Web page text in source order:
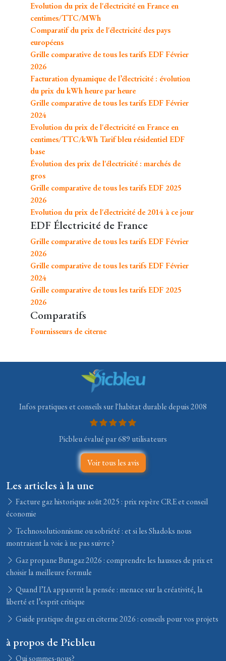
Evolution du prix de l'électricité en France en
centimes/TTC/MWh
Comparatif du prix de l'électricité des pays
européens
Grille comparative de tous les tarifs EDF Février
2026
Facturation dynamique de l’électricité : évolution
du prix du kWh heure par heure
Grille comparative de tous les tarifs EDF Février
2024
Evolution du prix de l'électricité en France en
centimes/TTC/kWh Tarif bleu résidentiel EDF
base
Évolution des prix de l'électricité : marchés de
gros
Grille comparative de tous les tarifs EDF 2025
2026
Evolution du prix de l'électricité de 2014 à ce jour
EDF Électricité de France
Grille comparative de tous les tarifs EDF Février
2026
Grille comparative de tous les tarifs EDF Février
2024
Grille comparative de tous les tarifs EDF 2025
2026
Comparatifs
Fournisseurs de citerne
Infos pratiques et conseils sur l'habitat durable depuis 2008
Picbleu évalué par 689 utilisateurs
Voir tous les avis
Les articles à la une
Facture gaz historique août 2025 : prix repère CRE et conseil
économie
Technosolutionnisme ou sobriété : et si les Shadoks nous
montraient la voie à ne pas suivre ?
Gaz propane Butagaz 2026 : comprendre les hausses de prix et
choisir la meilleure formule
Quand l’IA appauvrit la pensée : menace sur la créativité, la
liberté et l’esprit critique
Guide pratique du gaz en citerne 2026 : conseils pour vos projets
à propos de Picbleu
Qui sommes-nous?